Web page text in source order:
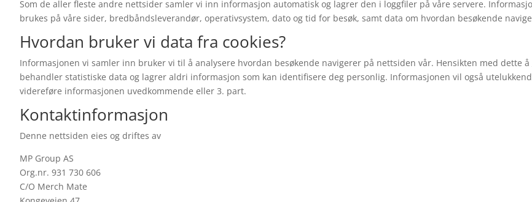
Som de aller fleste andre nettsider samler vi inn informasjon automatisk og lagrer den i loggfiler på våre servere.
brukes på våre sider, bredbåndsleverandør, operativsystem, dato og tid for besøk, samt data om hvordan besøkende
Hvordan bruker vi data fra cookies?
Informasjonen vi samler inn bruker vi til å analysere hvordan besøkende navigerer på nettsiden vår. Hensikten med dette
behandler statistiske data og lagrer aldri informasjon som kan identifisere deg personlig. Informasjonen vil også
videreføre informasjonen uvedkommende eller 3. part.
Kontaktinformasjon
Denne nettsiden eies og driftes av
MP Group AS
Org.nr. 931 730 606
C/O Merch Mate